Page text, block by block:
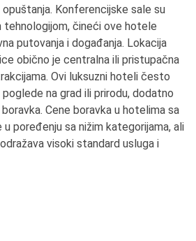
Konferencijske sale su
tehnologijom, čineći ove hotele
putovanja i događanja. Lokacija
obično je centralna ili pristupačna
Ovi luksuzni hoteli često
na grad ili prirodu, dodatno
Cene boravka u hotelima sa
poređenju sa nižim kategorijama, ali
visoki standard usluga i